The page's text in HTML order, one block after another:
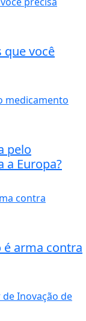
que você
pelo
Europa?
é arma contra